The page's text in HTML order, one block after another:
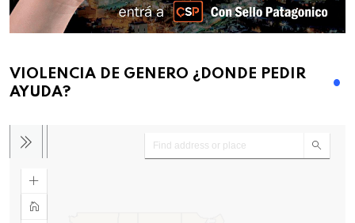
VIOLENCIA DE GENERO ¿DONDE PEDIR
AYUDA?